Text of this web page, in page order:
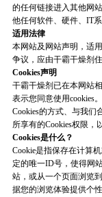
的任何链接进入其他网
他任何软件、硬件、IT
适用法律
本网站及网站声明，适
争议，应由干霸干燥剂
Cookies声明
干霸干燥剂已在本网站
表示您同意使用cookies
Cookies的方式、与我们
所享有的Cookies权限，
Cookies是什么？
Cookie是指保存在计算
定的唯一ID号，使得网
站，或从一个页面浏览
据您的浏览体验提供个性